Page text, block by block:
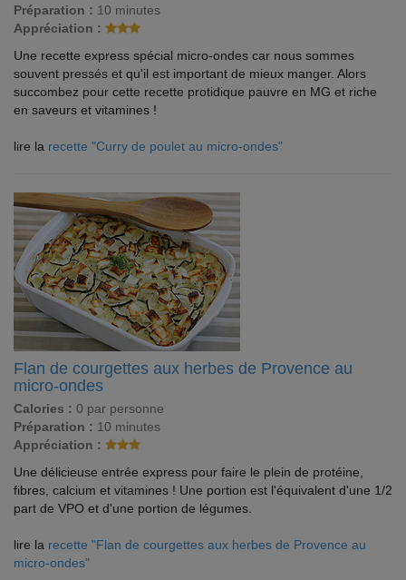
Préparation : 10 minutes
Appréciation :
Une recette express spécial micro-ondes car nous sommes
souvent pressés et qu'il est important de mieux manger. Alors
succombez pour cette recette protidique pauvre en MG et riche
en saveurs et vitamines !
lire la recette "Curry de poulet au micro-ondes"
Flan de courgettes aux herbes de Provence au
micro-ondes
Calories : 0 par personne
Préparation : 10 minutes
Appréciation :
Une délicieuse entrée express pour faire le plein de protéine,
fibres, calcium et vitamines ! Une portion est l'équivalent d'une 1/2
part de VPO et d'une portion de légumes.
lire la recette "Flan de courgettes aux herbes de Provence au
micro-ondes"